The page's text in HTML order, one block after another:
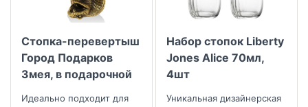
Стопка-перевертыш
Город Подарков
Змея, в подарочной
Идеально подходит для
Набор стопок Liberty
Jones Alice 70мл,
4шт
Уникальная дизайнерская